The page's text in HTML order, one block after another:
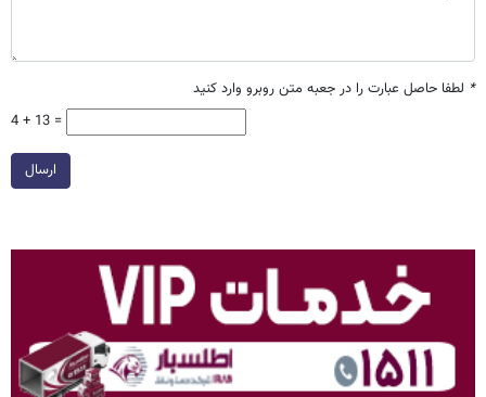
* لطفا حاصل عبارت را در جعبه متن روبرو وارد کنید
4 + 13 =
ارسال